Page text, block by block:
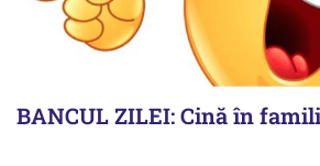
BANCUL ZILEI: Cină în